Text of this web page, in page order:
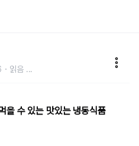
읽음 ...
을 수 있는 맛있는 냉동식품